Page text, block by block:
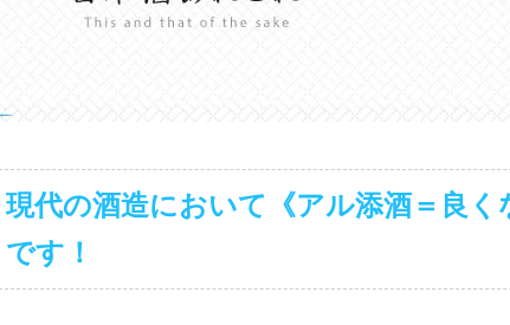
現代の酒造において《アル添酒＝良
です！